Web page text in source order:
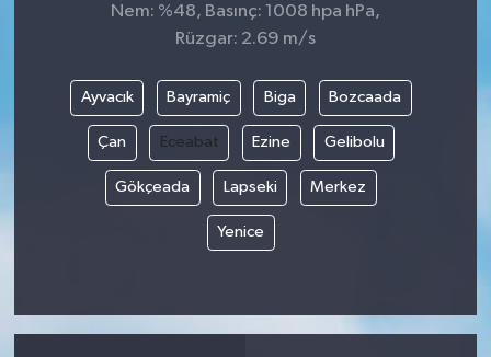
Nem: %48, Basınç: 1008 hpa hPa,
Rüzgar: 2.69 m/s
Ayvacık Bayramiç Biga Bozcaada
Çan Eceabat Ezine Gelibolu
Gökçeada Lapseki Merkez
Yenice